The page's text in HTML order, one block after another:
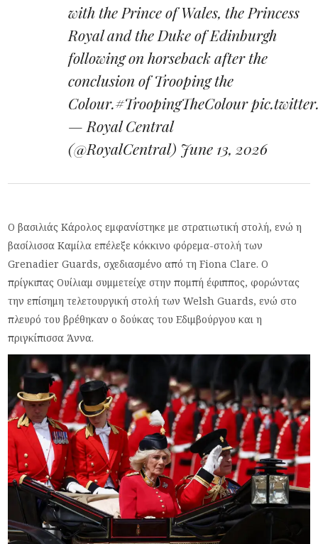
with the Prince of Wales, the Princess
Royal and the Duke of Edinburgh
following on horseback after the
conclusion of Trooping the
Colour.#TroopingTheColour
— Royal Central
(@RoyalCentral) June 13, 2026
Ο βασιλιάς Κάρολος εμφανίστηκε με στρατιωτική στολή, ενώ η
βασίλισσα Καμίλα επέλεξε κόκκινο φόρεμα-στολή των
Grenadier Guards, σχεδιασμένο από τη Fiona Clare. Ο
πρίγκιπας Ουίλιαμ συμμετείχε στην πομπή έφιππος, φορώντας
την επίσημη τελετουργική στολή των Welsh Guards, ενώ στο
πλευρό του βρέθηκαν ο δούκας του Εδιμβούργου και η
πριγκίπισσα Άννα.